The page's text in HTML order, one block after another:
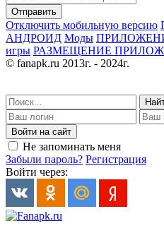
Отправить
Отключить мобильную версию
АНДРОИД Моды
игры РАЗМЕЩЕНИЕ
© fanapk.ru 2013г. - 2024г.
Войти на сайт
Не запоминать меня
Забыли пароль? Регистрация
Войти через: